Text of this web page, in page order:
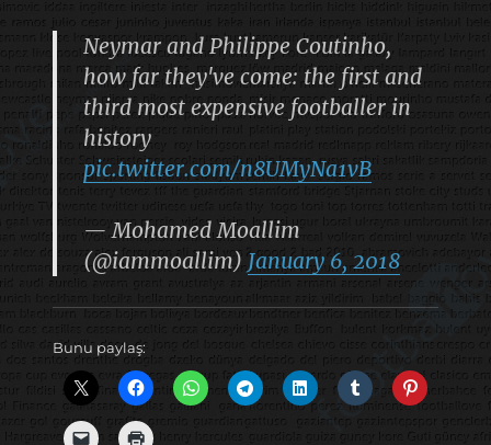
Neymar and Philippe Coutinho,
how far they've come: the first and
third most expensive footballer in
history
pic.twitter.com/n8UMyNa1vB
— Mohamed Moallim
(@iammoallim) January 6, 2018
Bunu paylaş: